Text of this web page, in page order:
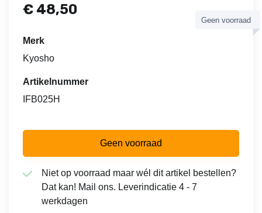
€ 48,50
Geen voorraad
Merk
Kyosho
Artikelnummer
IFB025H
Geen voorraad
Niet op voorraad maar wél dit artikel bestellen?
Dat kan! Mail ons. Leverindicatie 4 - 7
werkdagen